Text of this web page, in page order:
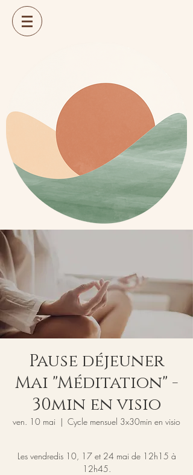
Pause déjeuner
Mai "Méditation" -
30min en visio
ven. 10 mai
  |
Cycle mensuel 3x30min en visio
Les vendredis 10, 17 et 24 mai de 12h15 à
12h45.